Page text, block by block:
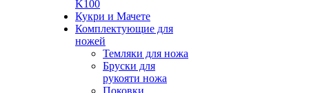
K100
Кукри и Мачете
Комплектующие для
ножей
Темляки для ножа
Бруски для
рукояти ножа
Поковки